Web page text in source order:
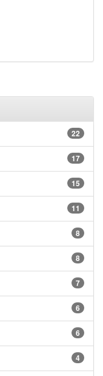
22
17
15
11
8
8
7
6
6
4